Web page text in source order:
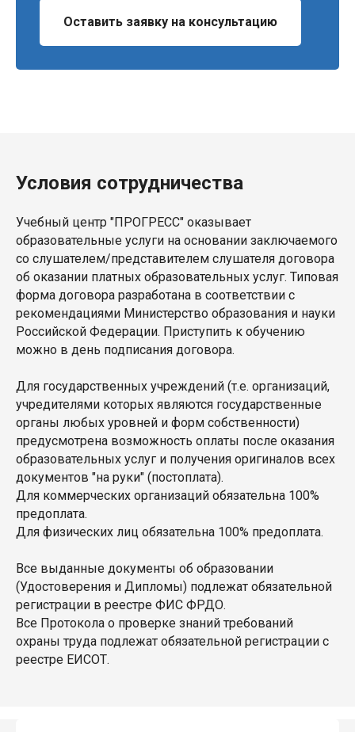
Оставить заявку на консультацию
Условия сотрудничества
Учебный центр "ПРОГРЕСС" оказывает
образовательные услуги на основании заключаемого
со слушателем/представителем слушателя договора
об оказании платных образовательных услуг. Типовая
форма договора разработана в соответствии с
рекомендациями Министерство образования и науки
Российской Федерации. Приступить к обучению
можно в день подписания договора.
Для государственных учреждений (т.е. организаций,
учредителями которых являются государственные
органы любых уровней и форм собственности)
предусмотрена возможность оплаты после оказания
образовательных услуг и получения оригиналов всех
документов "на руки" (постоплата).
Для коммерческих организаций обязательна 100%
предоплата.
Для физических лиц обязательна 100% предоплата.
Все выданные документы об образовании
(Удостоверения и Дипломы) подлежат обязательной
регистрации в реестре ФИС ФРДО.
Все Протокола о проверке знаний требований
охраны труда подлежат обязательной регистрации с
реестре ЕИСОТ.